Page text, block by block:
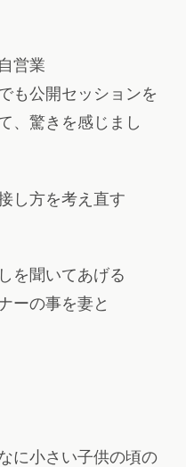
営業
も公開セッションを
、驚きを感じまし
し方を考え直す
を聞いてあげる
ーの事を妻と
に小さい子供の頃の